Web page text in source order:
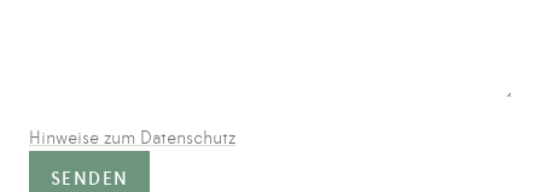
Hinweise zum Datenschutz
SENDEN